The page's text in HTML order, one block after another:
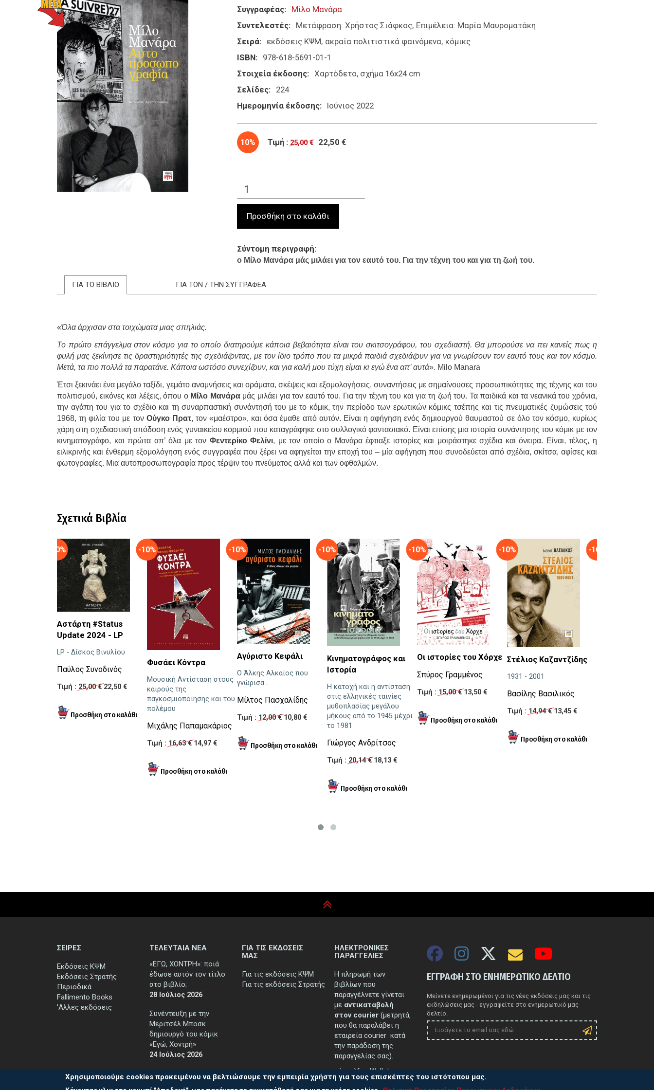
Συγγραφέας
Μίλο Μανάρα
Συντελεστές
Μετάφραση: Χρήστος Σιάφκος Επιμέλεια: Μαρία Μαυροματάκη
Σειρά
εκδόσεις ΚΨΜ ακραία πολιτιστικά φαινόμενα κόμικς
ISBN
978-618-5691-01-1
Στοιχεία έκδοσης
Χαρτόδετο, σχήμα 16x24 cm
Σελίδες
224
Ημερομηνία έκδοσης
Ιούνιος 2022
10% Τιμή : 25,00 € 22,50 €
Σύντομη περιγραφή
ο Μίλο Μανάρα μάς μιλάει για τον εαυτό του. Για την τέχνη του και για τη ζωή του.
ΓΙΑ ΤΟ ΒΙΒΛΙΟ ΓΙΑ ΤΟΝ / ΤΗΝ ΣΥΓΓΡΑΦΕΑ
«Όλα άρχισαν στα τοιχώματα μιας σπηλιάς.
Το πρώτο επάγγελμα στον κόσμο για το οποίο διατηρούμε κάποια βεβαιότητα είναι του σκιτσογράφου, του σχεδιαστή. Θα μπορούσε να πει κανείς πως η
φυλή μας ξεκίνησε τις δραστηριότητές της σχεδιάζοντας, με τον ίδιο τρόπο που τα μικρά παιδιά σχεδιάζουν για να γνωρίσουν τον εαυτό τους και τον κόσμο.
Μετά, τα πιο πολλά τα παρατάνε. Κάποια ωστόσο συνεχίζουν, και για καλή μου τύχη είμαι κι εγώ ένα απ’ αυτά». Milo Manara
Έτσι ξεκινάει ένα μεγάλο ταξίδι, γεμάτο αναμνήσεις και οράματα, σκέψεις και εξομολογήσεις, συναντήσεις με σημαίνουσες προσωπικότητες της τέχνης και του
πολιτισμού, εικόνες και λέξεις, όπου ο Μίλο Μανάραμάς μιλάει για τον εαυτό του. Για την τέχνη του και για τη ζωή του. Τα παιδικά και τα νεανικά του χρόνια,
την αγάπη του για το σχέδιο και τη συναρπαστική συνάντησή του με το κόμικ, την περίοδο των ερωτικών κόμικς τσέπης και τις πνευματικές ζυμώσεις τού
1968, τη φιλία του με τον Ούγκο Πρατ, τον «μαέστρο», και όσα έμαθε από αυτόν. Είναι η αφήγηση ενός δημιουργού θαυμαστού σε όλο τον κόσμο, κυρίως
χάρη στη σχεδιαστική από­δοση ενός γυναικείου κορμιού που καταγράφηκε στο συλλογικό φαντασιακό. Είναι επίσης μια ιστορία συνά­ντησης του κόμικ με τον
κινηματογράφο, και πρώτα απ’ όλα με τον Φεντερίκο Φελίνι, με τον οποίο ο Μανάρα έφτιαξε ιστορίες και μοιράστηκε σχέδια και όνειρα. Είναι, τέλος, η
ειλικρινής και ένθερμη εξομολόγηση ενός συγγραφέα που ξέρει να αφηγείται την εποχή του – μία αφήγηση που συνοδεύεται από σχέδια, σκίτσα, αφί­σες και
φωτογραφίες. Μια αυτοπροσωπογραφία προς τέρψιν του πνεύματος αλλά και των οφθαλμών.
Σχετικά Βιβλία
-10%
Αστάρτη #Status
Update 2024 - LP
LP - Δίσκος Βινυλίου
Παύλος Συνοδινός
Τιμή : 25,00 €22,50 €
-10%
Φυσάει Κόντρα
Μουσική Αντίσταση στους
καιρούς της
παγκοσμιοποίησης και του
πολέμου
Μιχάλης Παπαμακάριος
Τιμή : 16,63 €14,97 €
-10%
Αγύριστο Κεφάλι
Ο Άλκης Αλκαίος που
γνώρισα...
Μίλτος Πασχαλίδης
Τιμή : 12,00 €10,80 €
-10%
Κινηματογράφος και
Ιστορία
Η κατοχή και η αντίσταση
στις ελληνικές ταινίες
μυθοπλασίας μεγάλου
μήκους από το 1945 μέχρι
το 1981
Γιώργος Ανδρίτσος
Τιμή : 20,14 €18,13 €
-10%
Οι ιστορίες του Χόρχε
Σπύρος Γραμμένος
Τιμή : 15,00 €13,50 €
-10%
Στέλιος Καζαντζίδης
1931 - 2001
Βασίλης Βασιλικός
Τιμή : 14,94 €13,45 €
-10%
ΣΕΙΡΕΣ
Εκδόσεις ΚΨΜ
Εκδόσεις Στρατής
Περιοδικά
Fallimento Books
'Αλλες εκδόσεις
ΤΕΛΕΥΤΑΙΑ ΝΕΑ
«ΕΓΩ, ΧΟΝΤΡΗ»: ποιά
έδωσε αυτόν τον τίτλο
στο βιβλίο;
28 Ιούλιος 2026
Συνέντευξη με την
Μεριτσέλ Μποσκ
δημιουργό του κόμικ
«Εγώ, Χοντρή»
24 Ιούλιος 2026
ΓΙΑ ΤΙΣ ΕΚΔΟΣΕΙΣ
ΜΑΣ
Για τις εκδόσεις ΚΨΜ
Για τις εκδόσεις Στρατής
ΗΛΕΚΤΡΟΝΙΚΕΣ
ΠΑΡΑΓΓΕΛΙΕΣ
Η πληρωμή των
βιβλίων που
παραγγέλνετε γίνεται
με αντικαταβολή
στον courier (μετρητά,
που θα παραλάβει η
εταιρεία courier κατά
την παράδοση της
παραγγελίας σας).
μέσω Viva Wallet.
ΕΓΓΡΑΦΗ ΣΤΟ ΕΝΗΜΕΡΩΤΙΚΟ ΔΕΛΤΙΟ
Μείνετε ενημερωμένοι για τις νέες εκδόσεις μας και τις
εκδηλώσεις μας - εγγραφείτε στο ενημερωτικό μας
δελτίο.
Χρησιμοποιούμε cookies προκειμένου να βελτιώσουμε την εμπειρία χρήστη για τους επισκέπτες του ιστότοπου μας.